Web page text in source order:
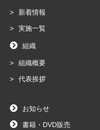
新着情報
実施一覧
組織
組織概要
代表挨拶
お知らせ
書籍・DVD販売